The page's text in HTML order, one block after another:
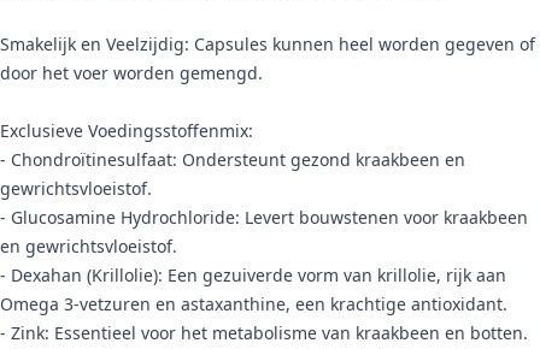
Smakelijk en Veelzijdig: Capsules kunnen heel worden gegeven of
door het voer worden gemengd.
Exclusieve Voedingsstoffenmix:
- Chondroïtinesulfaat: Ondersteunt gezond kraakbeen en
gewrichtsvloeistof.
- Glucosamine Hydrochloride: Levert bouwstenen voor kraakbeen
en gewrichtsvloeistof.
- Dexahan (Krillolie): Een gezuiverde vorm van krillolie, rijk aan
Omega 3-vetzuren en astaxanthine, een krachtige antioxidant.
- Zink: Essentieel voor het metabolisme van kraakbeen en botten.